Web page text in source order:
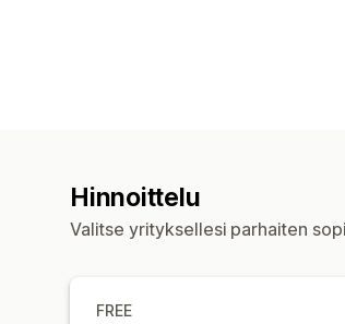
Hinnoittelu
Valitse yrityksellesi parhaiten
FREE